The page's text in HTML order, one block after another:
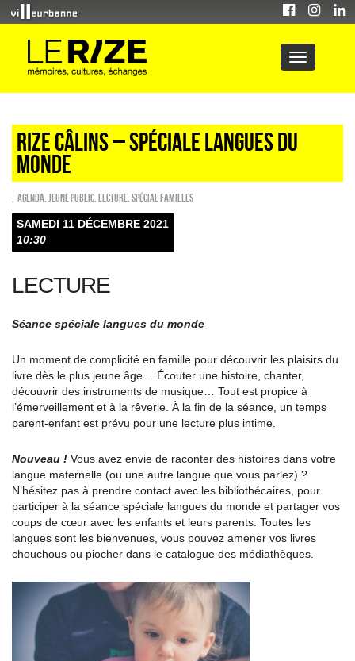
Rize câlins – Spéciale langues du
monde
_Agenda Jeune public Lecture Spécial familles
SAMEDI 11 DÉCEMBRE 2021
10:30
LECTURE
Séance spéciale langues du monde
Un moment de complicité en famille pour découvrir les plaisirs du
livre dès le plus jeune âge… Écouter une histoire, chanter,
découvrir des instruments de musique… Tout est propice à
l’émerveillement et à la rêverie. À la fin de la séance, un temps
parent-enfant est prévu pour une lecture plus intime.
Nouveau ! Vous avez envie de raconter des histoires dans votre
langue maternelle (ou une autre langue que vous parlez) ?
N’hésitez pas à prendre contact avec les bibliothécaires, pour
participer à la séance spéciale langues du monde et partager vos
coups de cœur avec les enfants et leurs parents. Toutes les
langues sont les bienvenues, vous pouvez amener vos livres
chouchous ou piocher dans le catalogue des médiathèques.